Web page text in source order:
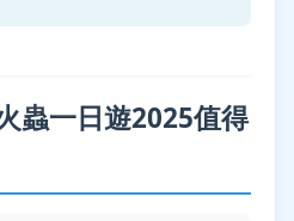
蟲一日遊2025值得